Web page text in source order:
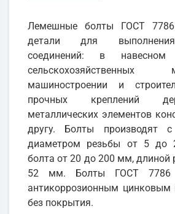
Лемешные болты ГОСТ
детали для
соединений: в навесном
машиностроении и
прочных креплений
металлических элементов
другу. Болты производят
диаметром резьбы от 5 до
болта от 20 до 200 мм, длиной
52 мм. Болты ГОСТ 7786
антикоррозионным цинковым
без покрытия.